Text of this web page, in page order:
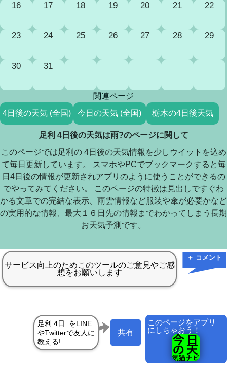
16 17 18 19 20 21 22
23 24 25 26 27 28 29
30 31
関連ページ
4日後の天気 (全国) 今日の天気 (全国) 栃木の4日後天気
足利 4日後の天気は雨?のページに関して
このページでは足利の 4日後の天気情報を少しウイットを込め
て毎日更新しています。 スマホやPCでブックマークすると毎
日4日後の情報が更新されアプリのように使うことができるの
でやってみてください。 このページの特徴は見出しですぐわ
かる文章での完結な表示、雨雲情報など服装や傘が必要かなど
の実用的な情報、最大１６日先の情報までわかってしまう長期
お天気予測です。
＋ コメント
このページをアプリ
にしちゃおう！
共有